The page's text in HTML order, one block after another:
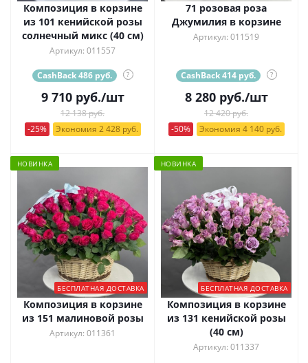
Композиция в корзине
из 101 кенийской розы
солнечный микс (40 см)
Артикул: 011557
CashBack 486 руб. ?
9 710руб./шт
12 138 руб.
-25%
Экономия 2 428 руб.
71 розовая роза
Джумилия в корзине
Артикул: 011519
CashBack 414 руб. ?
8 280руб./шт
12 420 руб.
-50%
Экономия 4 140 руб.
НОВИНКА
БЕСПЛАТНАЯ ДОСТАВКА
Композиция в корзине
из 151 малиновой розы
Артикул: 011361
НОВИНКА
БЕСПЛАТНАЯ ДОСТАВКА
Композиция в корзине
из 131 кенийской розы
(40 см)
Артикул: 011337